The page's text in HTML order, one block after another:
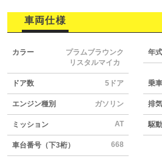
車両仕様
カラー
プラムブラウンク
リスタルマイカ
年
ドア数 5ドア 乗
エンジン種別 ガソリン 排
ミッション AT 駆
車台番号（下3桁） 668